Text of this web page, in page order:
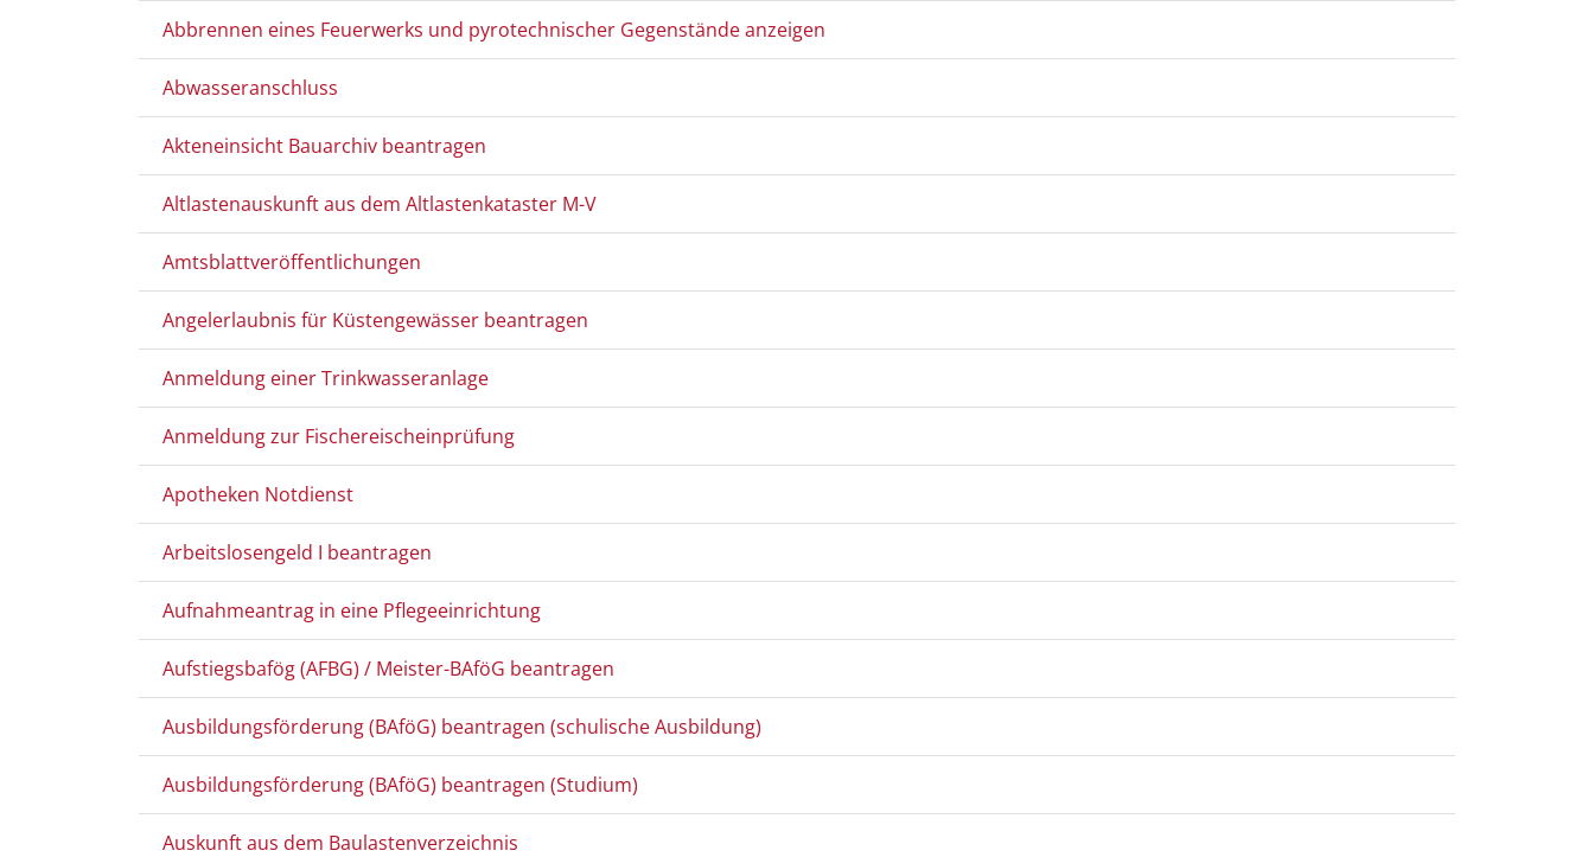
Abbrennen eines Feuerwerks und pyrotechnischer Gegenstände anzeigen
Abwasseranschluss
Akteneinsicht Bauarchiv beantragen
Altlastenauskunft aus dem Altlastenkataster M-V
Amtsblattveröffentlichungen
Angelerlaubnis für Küstengewässer beantragen
Anmeldung einer Trinkwasseranlage
Anmeldung zur Fischereischeinprüfung
Apotheken Notdienst
Arbeitslosengeld I beantragen
Aufnahmeantrag in eine Pflegeeinrichtung
Aufstiegsbafög (AFBG) / Meister-BAföG beantragen
Ausbildungsförderung (BAföG) beantragen (schulische Ausbildung)
Ausbildungsförderung (BAföG) beantragen (Studium)
Auskunft aus dem Baulastenverzeichnis